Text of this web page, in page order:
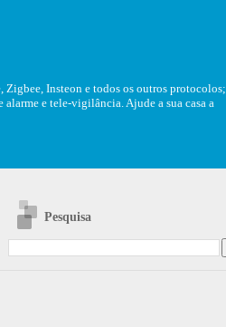
Zigbee, Insteon e todos os outros protocolos;
alarme e tele-vigilância. Ajude a sua casa a
Pesquisa